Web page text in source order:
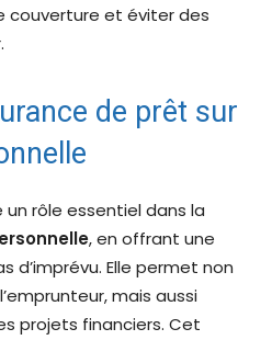
couverture et éviter des
de prêt sur
un rôle essentiel dans la
, en offrant une
d’imprévu. Elle permet non
mais aussi
projets financiers. Cet